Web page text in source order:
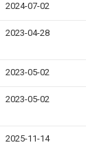
2024-07-02
2023-04-28
2023-05-02
2023-05-02
2025-11-14